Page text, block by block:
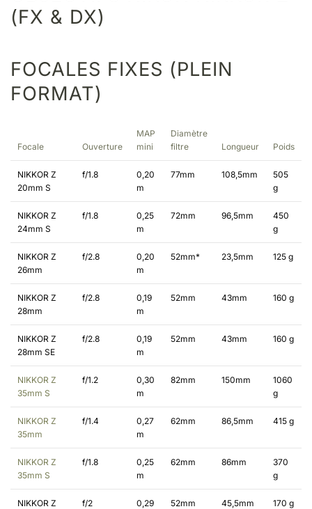
(FX & DX)
FOCALES FIXES (PLEIN
FORMAT)
Focale Ouverture
MAP
mini
Diamètre
filtre
Longueur Poids
NIKKOR Z
20mm S
f/1.8
0,20
m
77mm 108,5mm
505
g
NIKKOR Z
24mm S
f/1.8
0,25
m
72mm 96,5mm
450
g
NIKKOR Z
26mm
f/2.8
0,20
m
52mm* 23,5mm 125 g
NIKKOR Z
28mm
f/2.8
0,19
m
52mm 43mm 160 g
NIKKOR Z
28mm SE
f/2.8
0,19
m
52mm 43mm 160 g
NIKKOR Z
35mm S
f/1.2
0,30
m
82mm 150mm
1060
g
NIKKOR Z
35mm
f/1.4
0,27
m
62mm 86,5mm 415 g
NIKKOR Z
35mm S
f/1.8
0,25
m
62mm 86mm
370
g
NIKKOR Z
f/2
0,29
52mm 45,5mm 170 g